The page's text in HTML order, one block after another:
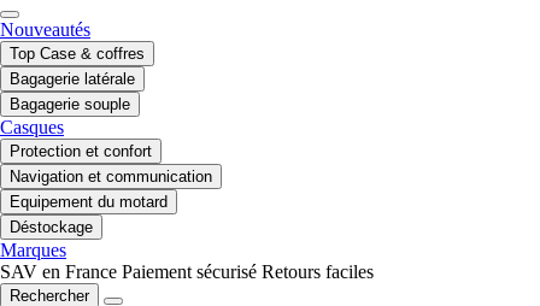
Nouveautés
Top Case & coffres
Bagagerie latérale
Bagagerie souple
Casques
Protection et confort
Navigation et communication
Equipement du motard
Déstockage
Marques
SAV en France Paiement sécurisé Retours faciles
Rechercher